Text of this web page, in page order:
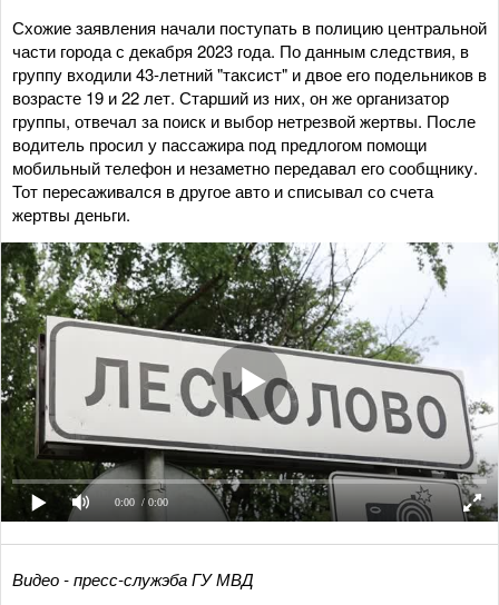
Схожие заявления начали поступать в полицию центральной
части города с декабря 2023 года. По данным следствия, в
группу входили 43-летний "таксист" и двое его подельников в
возрасте 19 и 22 лет. Старший из них, он же организатор
группы, отвечал за поиск и выбор нетрезвой жертвы. После
водитель просил у пассажира под предлогом помощи
мобильный телефон и незаметно передавал его сообщнику.
Тот пересаживался в другое авто и списывал со счета
жертвы деньги.
0:00 / 0:00
Видео - пресс-служэба ГУ МВД